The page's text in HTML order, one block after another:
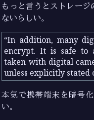
もっと言うとストレー
ないらしい。
In addition, many
encrypt. It is safe to
taken with digital
unless explicitly stated
本気で携帯端末を暗号
い。